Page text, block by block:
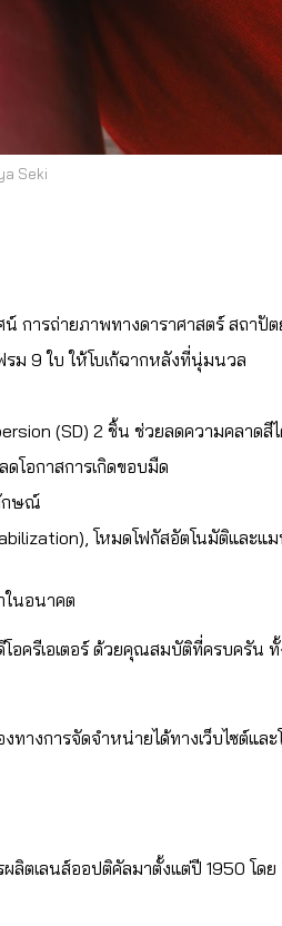
Seki
การถ่ายภาพทางดาราศาสตร์ สถาปั
ม 9 ใบ ให้โบเก้ฉากหลังที่นุ่มนวล
(SD) 2 ชิ้น ช่วยลดความคลาดสี
โอกาสการเกิดขอบมืด
กษณ์
โหมดโฟกัสอัตโนมัติและแ
ในอนาคต
โอครีเอเตอร์ ด้วยคุณสมบัติที่ครบครั
งการจัดจำหน่ายได้ทางเว็บไซต์และโ
ตเลนส์ออปติคัลมาตั้งแต่ปี 1950 โด